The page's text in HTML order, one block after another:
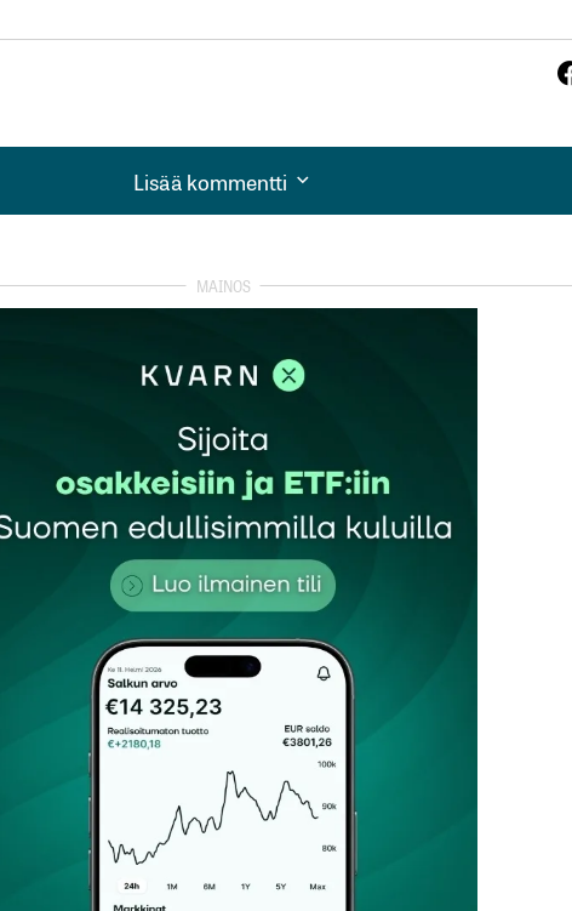
Lisää kommentti
Lisää kommentti
Pakolliset kentät on merkitty
Sähköpostiosoitteesi